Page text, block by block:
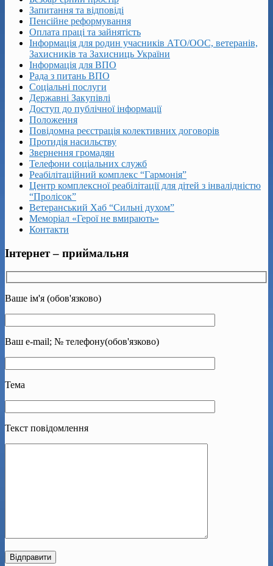
Запитання та відповіді
Пенсійне реформування
Оплата праці та зайнятість
Інформація для родин учасників АТО/ООС, ветеранів,
Захисників та Захисниць України
Інформація для ВПО
Рада з питань ВПО
Соціальні послуги
Державні Закупівлі
Доступ до публічної інформації
Положення
Повідомна реєстрація колективних договорів
Протидія насильству
Звернення громадян
Телефони соціальних служб
Реабілітаційний комплекс “Гармонія”
Центр комплексної реабілітації для дітей з інвалідністю
“Пролісок”
Ветеранський Хаб “Сильні духом”
Меморіал «Герої не вмирають»
Контакти
Інтернет – приймальня
Ваше ім'я (обов'язково)
Ваш e-mail; № телефону(обов'язково)
Тема
Текст повідомлення